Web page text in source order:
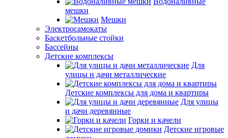
мешки
Мешки
Электросамокаты
Баскетбольные стойки
Бассейны
Детские комплексы
Для
улицы и дачи металлические
Детские комплексы для дома и квартиры
Для улицы
и дачи деревянные
Горки и качели
Детские игровые